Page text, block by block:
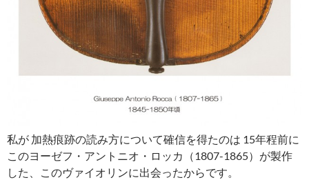
私が 加熱痕跡の読み方について確信を得たのは 15年程前に
このヨーゼフ・アントニオ・ロッカ（1807-1865）が製作
した、このヴァイオリンに出会ったからです。